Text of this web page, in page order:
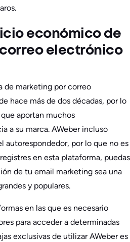
económico de
electrónico
de marketing por correo
hace más de dos décadas, por lo
aportan muchos
a su marca. AWeber incluso
autorespondedor, por lo que no es
en esta plataforma, puedas
de tu email marketing sea una
y populares.
en las que es necesario
para acceder a determinadas
exclusivas de utilizar AWeber es